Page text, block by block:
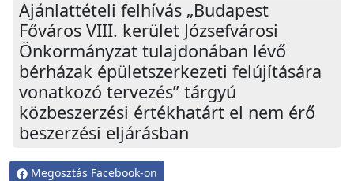
Ajánlattételi felhívás „Budapest
Főváros VIII. kerület Józsefvárosi
Önkormányzat tulajdonában lévő
bérházak épületszerkezeti felújítására
vonatkozó tervezés” tárgyú
közbeszerzési értékhatárt el nem érő
beszerzési eljárásban
Megosztás Facebook-on